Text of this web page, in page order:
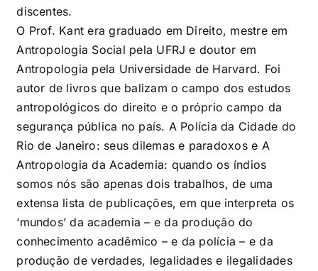
discentes.
O Prof. Kant era graduado em Direito, mestre em
Antropologia Social pela UFRJ e doutor em
Antropologia pela Universidade de Harvard. Foi
autor de livros que balizam o campo dos estudos
antropológicos do direito e o próprio campo da
segurança pública no país. A Polícia da Cidade do
Rio de Janeiro: seus dilemas e paradoxos e A
Antropologia da Academia: quando os índios
somos nós são apenas dois trabalhos, de uma
extensa lista de publicações, em que interpreta os
‘mundos’ da academia – e da produção do
conhecimento acadêmico – e da polícia – e da
produção de verdades, legalidades e ilegalidades